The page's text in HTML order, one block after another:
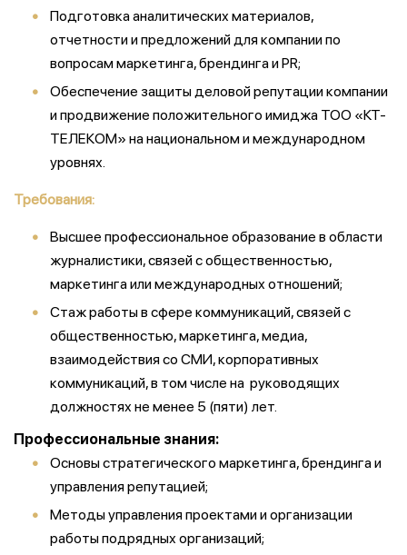
Подготовка аналитических материалов,
отчетности и предложений для компании по
вопросам маркетинга, брендинга и PR;
Обеспечение защиты деловой репутации компании
и продвижение положительного имиджа ТОО «КТ-
ТЕЛЕКОМ» на национальном и международном
уровнях.
Требования:
Высшее профессиональное образование в области
журналистики, связей с общественностью,
маркетинга или международных отношений;
Стаж работы в сфере коммуникаций, связей с
общественностью, маркетинга, медиа,
взаимодействия со СМИ, корпоративных
коммуникаций, в том числе на руководящих
должностях не менее 5 (пяти) лет.
Профессиональные знания:
Основы стратегического маркетинга, брендинга и
управления репутацией;
Методы управления проектами и организации
работы подрядных организаций;